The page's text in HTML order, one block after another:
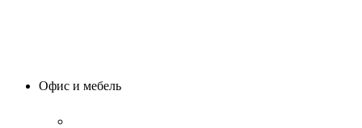
Офис и мебель